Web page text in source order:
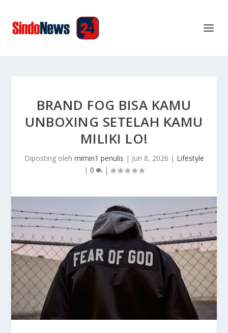
BRAND FOG BISA KAMU
UNBOXING SETELAH KAMU
MILIKI LO!
Diposting oleh mimin1 penulis | Jun 8, 2026 | Lifestyle
| 0 |